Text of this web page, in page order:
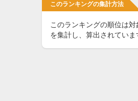
このランキングの集計方法
このランキングの順位は
を集計し、算出されていま